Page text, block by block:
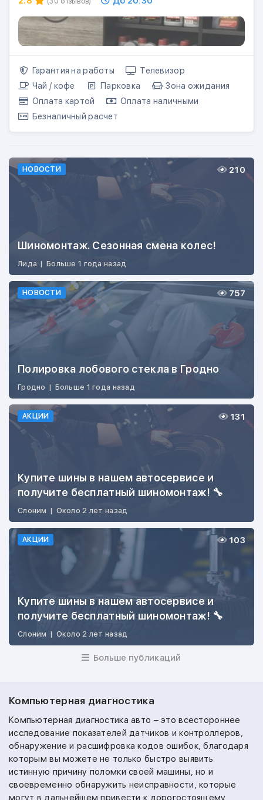
Гарантия на работы
Телевизор
Чай / кофе
Парковка
Зона ожидания
Оплата картой
Оплата наличными
Безналичный расчет
НОВОСТИ
Шиномонтаж. Сезонная смена колес!
Лида | Больше 1 года назад
210
НОВОСТИ
Полировка лобового стекла в Гродно
Гродно | Больше 1 года назад
757
АКЦИИ
Купите шины в нашем автосервисе и
получите бесплатный шиномонтаж! 🔧
Слоним | Около 2 лет назад
131
АКЦИИ
Купите шины в нашем автосервисе и
получите бесплатный шиномонтаж! 🔧
Слоним | Около 2 лет назад
103
Больше публикаций
Компьютерная диагностика
Компьютерная диагностика авто – это всестороннее
исследование показателей датчиков и контроллеров,
обнаружение и расшифровка кодов ошибок, благодаря
которым вы можете не только быстро выявить
истинную причину поломки своей машины, но и
своевременно обнаружить неисправности, которые
могут в дальнейшем привести к дорогостоящему